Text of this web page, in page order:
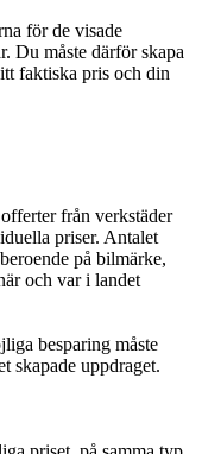
för de visade
Du måste därför skapa
faktiska pris och din
från verkstäder
priser. Antalet
på bilmärke,
och var i landet
besparing måste
skapade uppdraget.